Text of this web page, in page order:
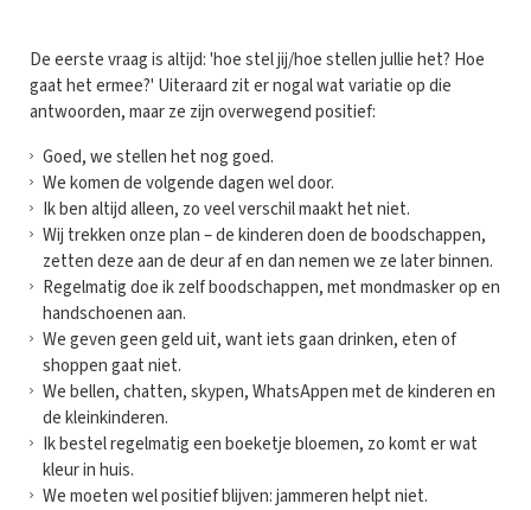
De eerste vraag is altijd: 'hoe stel jij/hoe stellen jullie het? Hoe
gaat het ermee?' Uiteraard zit er nogal wat variatie op die
antwoorden, maar ze zijn overwegend positief:
Goed, we stellen het nog goed.
We komen de volgende dagen wel door.
Ik ben altijd alleen, zo veel verschil maakt het niet.
Wij trekken onze plan – de kinderen doen de boodschappen,
zetten deze aan de deur af en dan nemen we ze later binnen.
Regelmatig doe ik zelf boodschappen, met mondmasker op en
handschoenen aan.
We geven geen geld uit, want iets gaan drinken, eten of
shoppen gaat niet.
We bellen, chatten, skypen, WhatsAppen met de kinderen en
de kleinkinderen.
Ik bestel regelmatig een boeketje bloemen, zo komt er wat
kleur in huis.
We moeten wel positief blijven: jammeren helpt niet.